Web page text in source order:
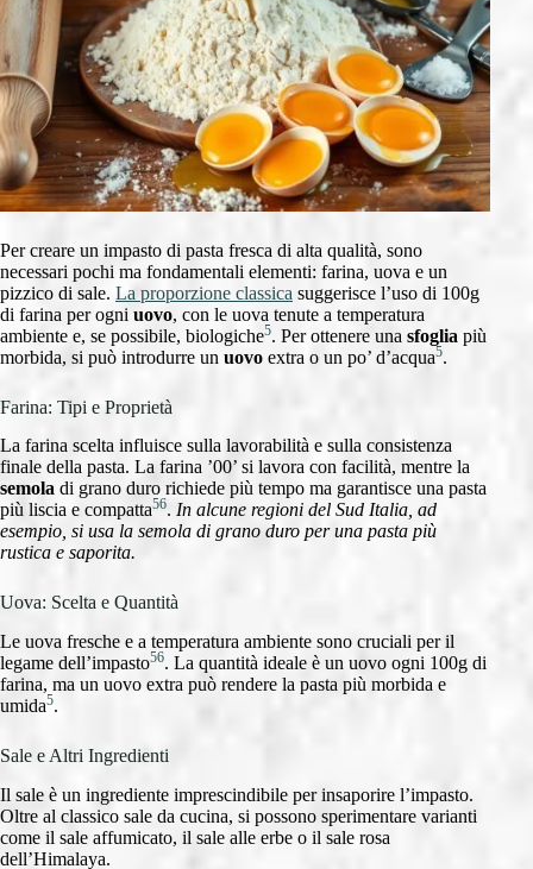
Per creare un impasto di pasta fresca di alta qualità, sono
necessari pochi ma fondamentali elementi: farina, uova e un
pizzico di sale. La proporzione classica suggerisce l’uso di 100g
di farina per ogni uovo, con le uova tenute a temperatura
ambiente e, se possibile, biologiche5. Per ottenere una sfoglia più
morbida, si può introdurre un uovo extra o un po’ d’acqua5.
Farina: Tipi e Proprietà
La farina scelta influisce sulla lavorabilità e sulla consistenza
finale della pasta. La farina ’00’ si lavora con facilità, mentre la
semola di grano duro richiede più tempo ma garantisce una pasta
più liscia e compatta56. In alcune regioni del Sud Italia, ad
esempio, si usa la semola di grano duro per una pasta più
rustica e saporita.
Uova: Scelta e Quantità
Le uova fresche e a temperatura ambiente sono cruciali per il
legame dell’impasto56. La quantità ideale è un uovo ogni 100g di
farina, ma un uovo extra può rendere la pasta più morbida e
umida5.
Sale e Altri Ingredienti
Il sale è un ingrediente imprescindibile per insaporire l’impasto.
Oltre al classico sale da cucina, si possono sperimentare varianti
come il sale affumicato, il sale alle erbe o il sale rosa
dell’Himalaya.